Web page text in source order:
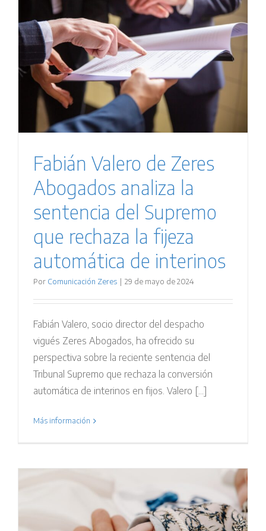
Fabián Valero de Zeres
Abogados analiza la
sentencia del Supremo
que rechaza la fijeza
automática de interinos
Por Comunicación Zeres | 29 de mayo de 2024
Fabián Valero, socio director del despacho
vigués Zeres Abogados, ha ofrecido su
perspectiva sobre la reciente sentencia del
Tribunal Supremo que rechaza la conversión
automática de interinos en fijos. Valero [...]
Más información